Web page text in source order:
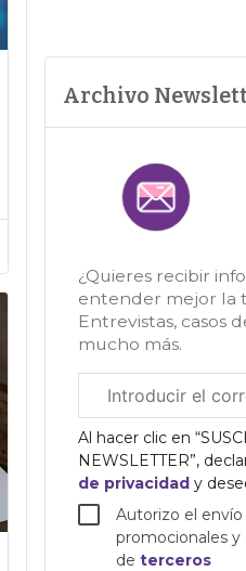
Archivo
¿Quieres recibir
entender mejor la
Entrevistas, casos
mucho más.
electrónico
corporativo
Al hacer clic en
NEWSLETTER”,
de privacidady
Autorizo el
promocionales
deterceros